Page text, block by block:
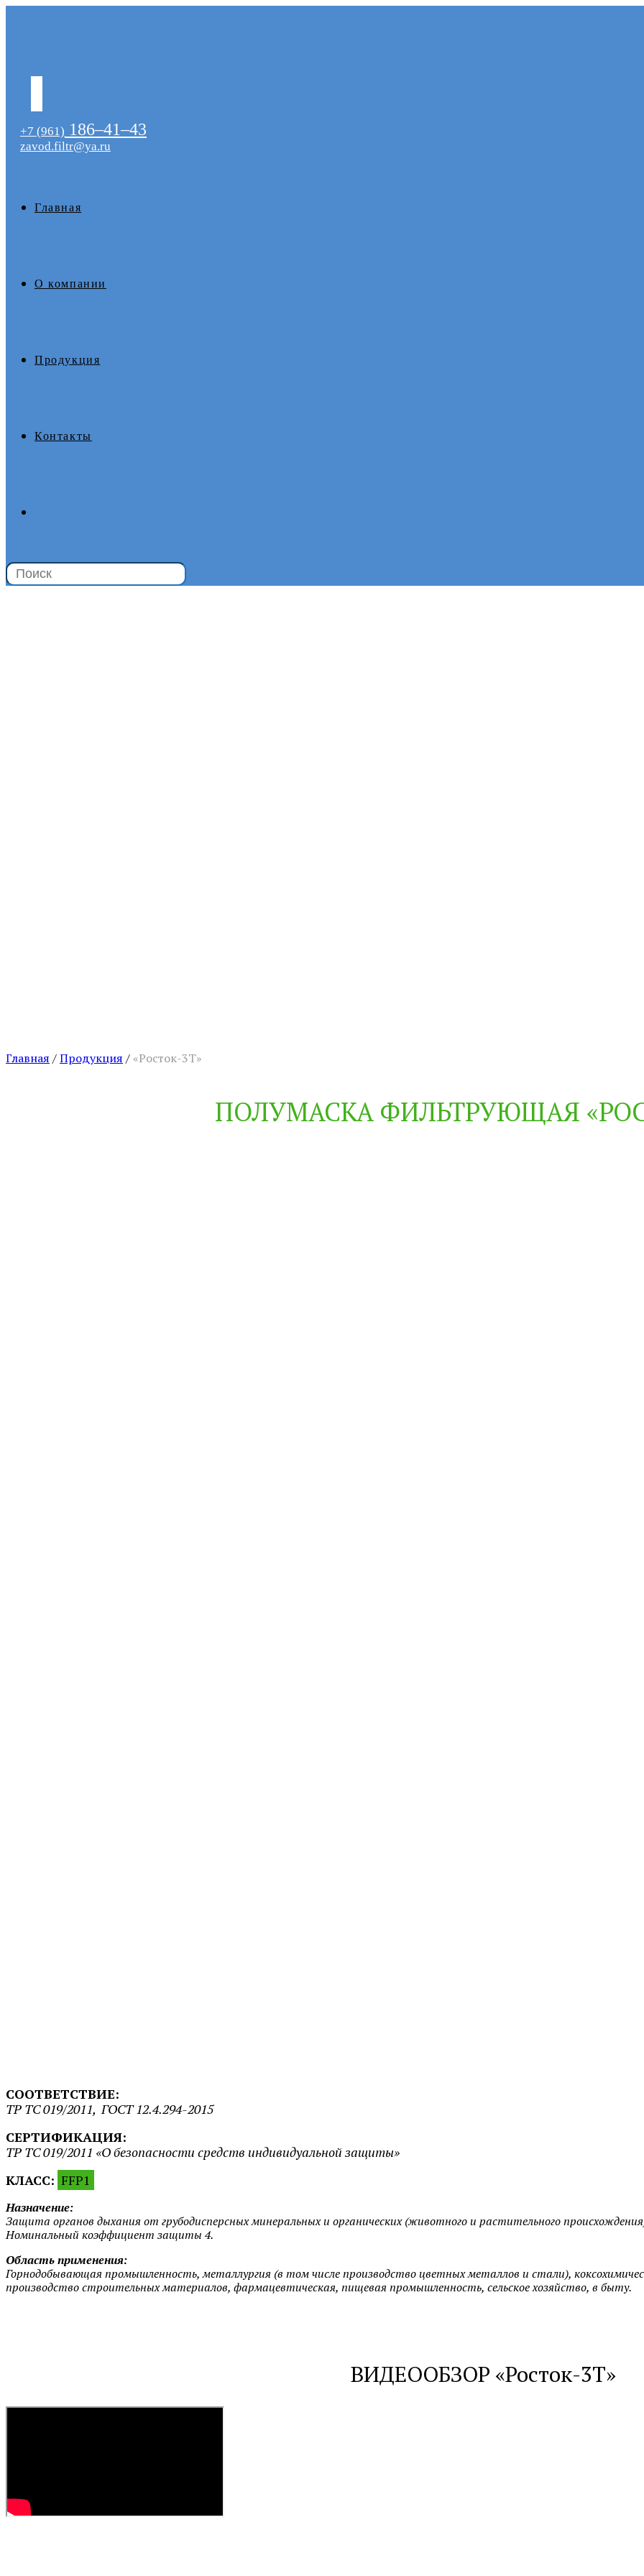
+7 (961) 186–41–43
zavod.filtr@ya.ru
Главная
О компании
Продукция
Контакты
Главная /Продукция / «Росток-3Т»
ПОЛУМАСКА ФИЛЬТРУЮЩАЯ
СООТВЕТСТВИЕ:
ТР ТС 019/2011, ГОСТ 12.4.294-2015
СЕРТИФИКАЦИЯ:
ТР ТС 019/2011 «О безопасности средств индивидуальной защиты»
КЛАСС: FFP1
Назначение:
Защита органов дыхания от грубодисперсных минеральных и органических (животного и растительного
Номинальный коэффициент защиты 4.
Область применения:
Горнодобывающая промышленность, металлургия (в том числе производство цветных металлов и стали),
производство строительных материалов, фармацевтическая, пищевая промышленность, сельское хозяйство, в быту.
ВИДЕООБЗОР «Росток-3Т»